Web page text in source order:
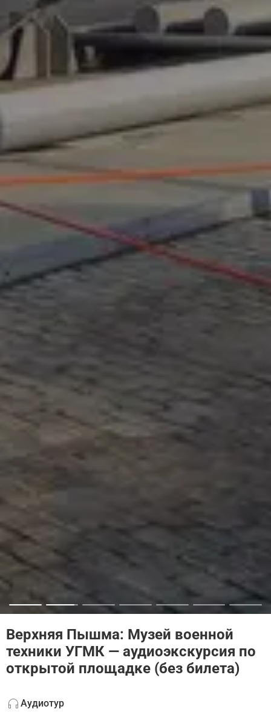
Верхняя Пышма: Музей военной
техники УГМК — аудиоэкскурсия по
открытой площадке (без билета)
Аудиотур